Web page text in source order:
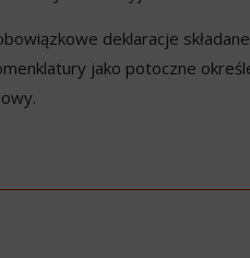
deklaracje
jako potoczne